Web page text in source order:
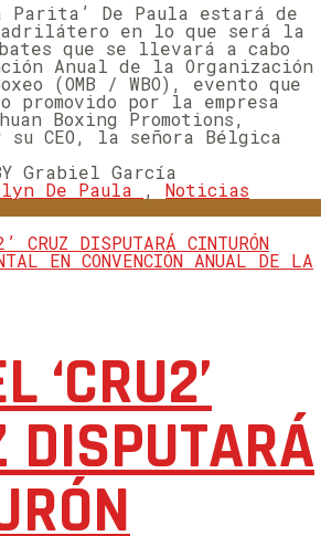
Parita’ De Paula estará de
en lo que será la
que se llevará a cabo
Anual de la Organización
(OMB / WBO), evento que
promovido por la empresa
Boxing Promotions,
CEO, la señora Bélgica
BY Grabiel García
De Paula , Noticias
‘CRU2’
DISPUTARÁ